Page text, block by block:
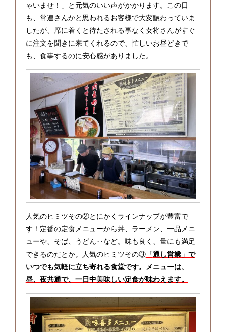
ゃいませ！」と元気のいい声がかかります。この日
も、常連さんかと思われるお客様で大変賑わっていま
したが、席に着くと待たされる事なく女将さんがすぐ
に注文を聞きに来てくれるので、忙しいお昼どきで
も、食事するのに安心感がありました。
人気のヒミツその②とにかくラインナップが豊富で
す！定番の定食メニューから丼、ラーメン、一品メニ
ューや、そば、うどん‥など。味も良く、量にも満足
できるのだとか。人気のヒミツその③「通し営業」 で
いつでも気軽に立ち寄れる食堂です。メニューは、
昼、夜共通で、一日中美味しい定食が味わえます。